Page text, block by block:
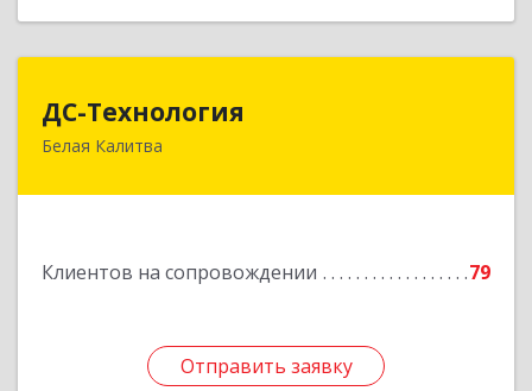
ДС-Технология
Белая Калитва
Клиентов на сопровождении 79
Отправить заявку
347045, Ростовская обл, Белокалитвинский р-н,
Отправить заявку